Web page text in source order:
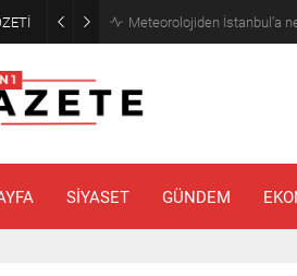
Meteorolojiden İstanbul’a
SİYASET GÜNDEM